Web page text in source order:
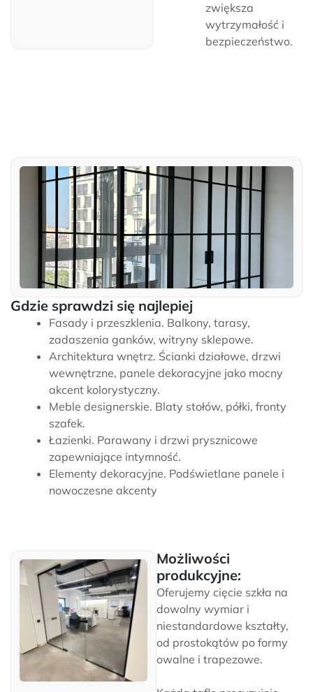
zwiększa
wytrzymałość i
bezpieczeństwo.
Gdzie sprawdzi się najlepiej
Fasady i przeszklenia. Balkony, tarasy,
zadaszenia ganków, witryny sklepowe.
Architektura wnętrz. Ścianki działowe, drzwi
wewnętrzne, panele dekoracyjne jako mocny
akcent kolorystyczny.
Meble designerskie. Blaty stołów, półki, fronty
szafek.
Łazienki. Parawany i drzwi prysznicowe
zapewniające intymność.
Elementy dekoracyjne. Podświetlane panele i
nowoczesne akcenty
Możliwości
produkcyjne:
Oferujemy cięcie szkła na
dowolny wymiar i
niestandardowe kształty,
od prostokątów po formy
owalne i trapezowe.